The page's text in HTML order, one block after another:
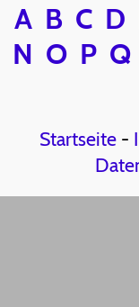
A B C D
N O P Q
Startseite-